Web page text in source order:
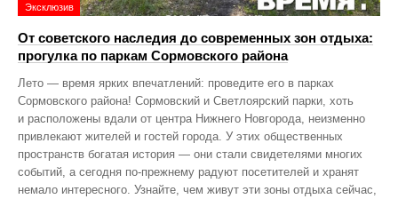
Эксклюзив
От советского наследия до современных зон отдыха:
прогулка по паркам Сормовского района
Лето — время ярких впечатлений: проведите его в парках
Сормовского района! Сормовский и Светлоярский парки, хоть
и расположены вдали от центра Нижнего Новгорода, неизменно
привлекают жителей и гостей города. У этих общественных
пространств богатая история — они стали свидетелями многих
событий, а сегодня по‑прежнему радуют посетителей и хранят
немало интересного. Узнайте, чем живут эти зоны отдыха сейчас,